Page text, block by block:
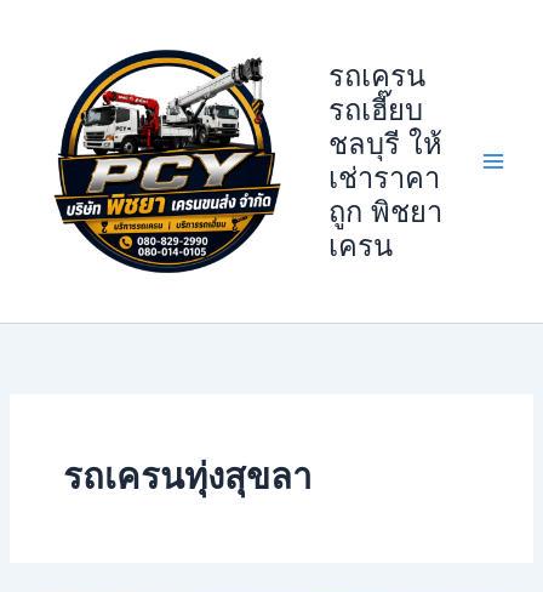
รถเครน
รถเฮี๊ยบ
ชลบุรี ให้
เช่าราคา
ถูก พิชยา
เครน
รถเครนทุ่งสุขลา